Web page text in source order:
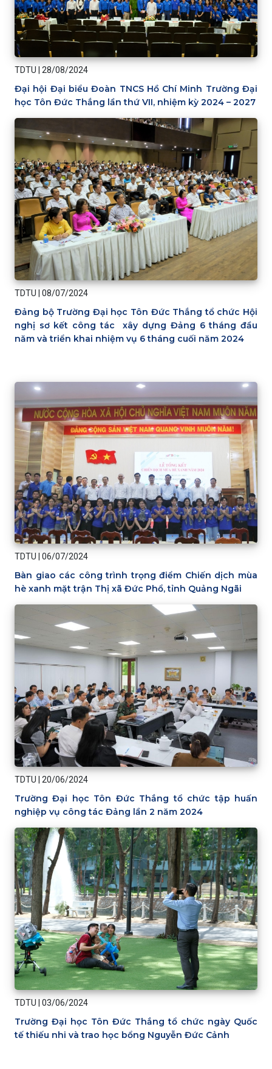
TDTU 28/08/2024
Đại hội Đại biểu Đoàn TNCS Hồ Chí Minh Trường Đại
học Tôn Đức Thắng lần thứ VII, nhiệm kỳ 2024 – 2027
TDTU 08/07/2024
Đảng bộ Trường Đại học Tôn Đức Thắng tổ chức Hội
nghị sơ kết công tác xây dựng Đảng 6 tháng đầu
năm và triển khai nhiệm vụ 6 tháng cuối năm 2024
TDTU 06/07/2024
Bàn giao các công trình trọng điểm Chiến dịch mùa
hè xanh mặt trận Thị xã Đức Phổ, tỉnh Quảng Ngãi
TDTU 20/06/2024
Trường Đại học Tôn Đức Thắng tổ chức tập huấn
nghiệp vụ công tác Đảng lần 2 năm 2024
TDTU 03/06/2024
Trường Đại học Tôn Đức Thắng tổ chức ngày Quốc
tế thiếu nhi và trao học bổng Nguyễn Đức Cảnh